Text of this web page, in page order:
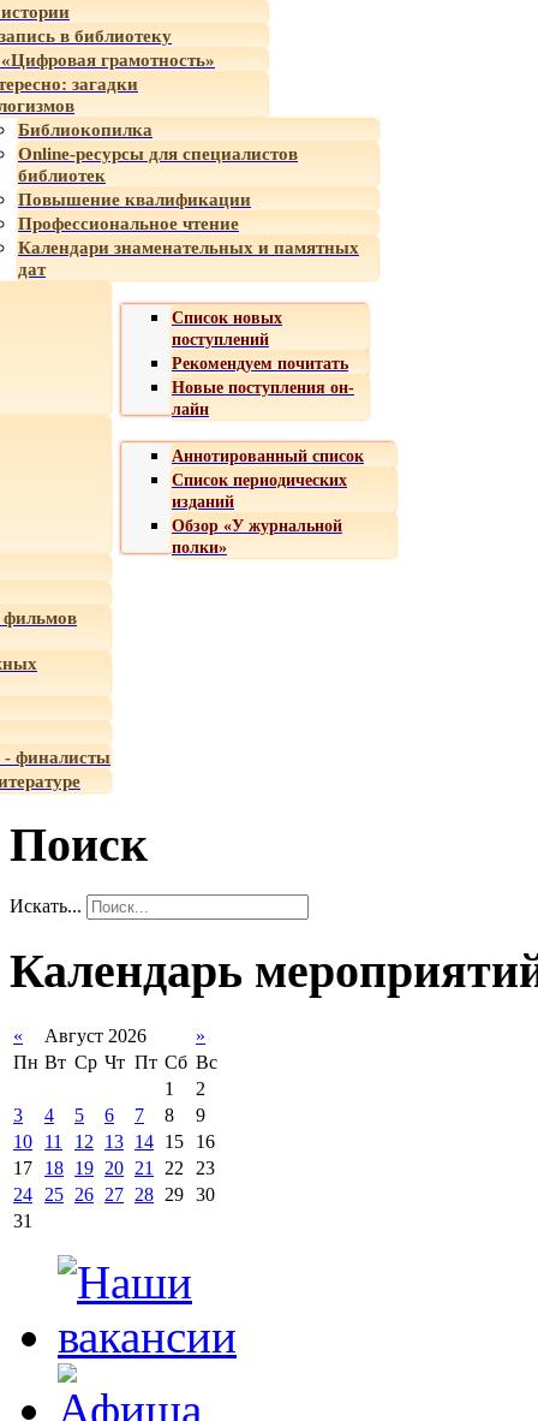
в библиотеку
грамотность»
загадки
Библиокопилка
Online-ресурсы для специалистов
библиотек
Повышение квалификации
Профессиональное чтение
Календари знаменательных и памятных
дат
Список новых
поступлений
Рекомендуем почитать
Новые поступления он-
лайн
Аннотированный список
Список периодических
изданий
Обзор «У журнальной
полки»
- финалисты
Поиск
Искать...
Календарь
« Август 2026
»
Пн Вт Ср Чт Пт Сб Вс
1
2
3
4 5 6 7 8
9
10
11 12 13 14 15
16
17
18 19 20 21 22
23
24
25 26 27 28 29 30
31